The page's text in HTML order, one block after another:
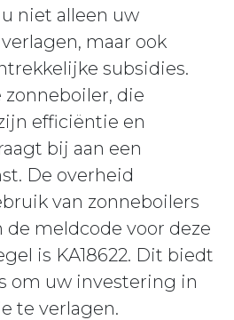
niet alleen uw
maar ook
subsidies.
zonneboiler, die
efficiëntie en
bij aan een
De overheid
van zonneboilers
de meldcode voor deze
is KA18622. Dit biedt
om uw investering in
te verlagen.